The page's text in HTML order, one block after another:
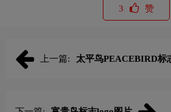
3 赞
上一篇: 太平鸟PEACEBIRD标